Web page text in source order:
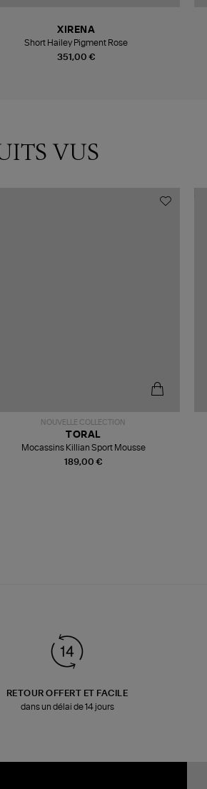
351,00 €
XIRENA
Short Hailey Pigment Rose
VUS
NOUVELLE COLLECTION
189,00 €
TORAL
Mocassins Killian Sport Mousse
RETOUR OFFERT ET FACILE
dans un délai de 14 jours